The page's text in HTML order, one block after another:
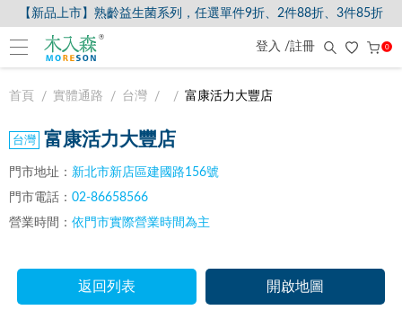
【新品上市】熟齡益生菌系列，任選單件9折、2件88折、3件85折
登入 /註冊 0
首頁 實體通路 台灣 富康活力大豐店
富康活力大豐店
門市地址： 新北市新店區建國路156號
門市電話： 02-86658566
營業時間： 依門市實際營業時間為主
返回列表 開啟地圖